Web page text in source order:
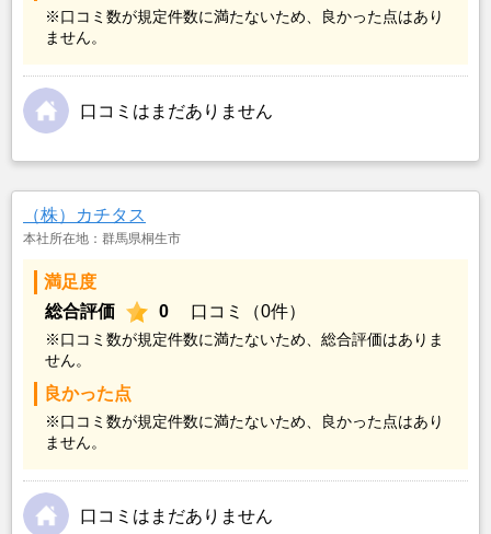
※口コミ数が規定件数に満たないため、良かった点はあり
ません。
口コミはまだありません
（株）カチタス
本社所在地：群馬県桐生市
満足度
総合評価
0 口コミ（0件）
※口コミ数が規定件数に満たないため、総合評価はありま
せん。
良かった点
※口コミ数が規定件数に満たないため、良かった点はあり
ません。
口コミはまだありません